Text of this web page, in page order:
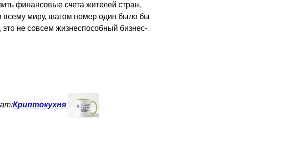
финансовые счета жителей стран,
миру, шагом номер один было бы
не совсем жизнеспособный бизнес-
Криптокухня